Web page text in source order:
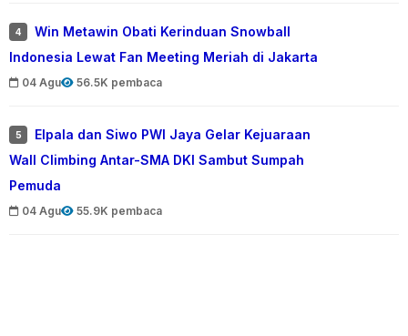
4
Win Metawin Obati Kerinduan Snowball
Indonesia Lewat Fan Meeting Meriah di Jakarta
04 Agu 56.5K pembaca
5
Elpala dan Siwo PWI Jaya Gelar Kejuaraan
Wall Climbing Antar-SMA DKI Sambut Sumpah
Pemuda
04 Agu 55.9K pembaca